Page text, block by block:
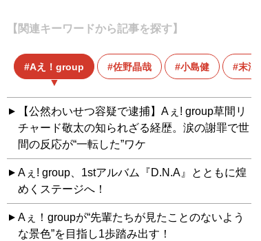
【関連キーワードから記事を探す】
Aえ！group 佐野晶哉 小島健 末澤
【公然わいせつ容疑で逮捕】Aぇ! group草間リ
チャード敬太の知られざる経歴。涙の謝罪で世
間の反応が“一転した”ワケ
Aぇ! group、1stアルバム『D.N.A』とともに煌
めくステージへ！
Aぇ！groupが“先輩たちが見たことのないよう
な景色”を目指し1歩踏み出す！